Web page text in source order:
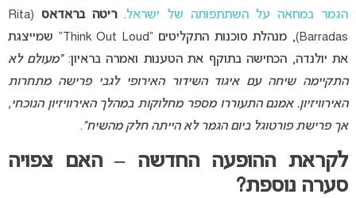
הגמר במחאה על השתתפותה של ישראל.ריטה בראדאס
(Rita
Barradas), מנהלת סוכנות התקליטים “Think Out Loud” שמייצגת
את יולנדה, הכחישה בתוקף את הטענות ואמרה בראיון:“מעולם לא
התקיימה שיחה עם איגוד השידור האירופי לגבי פרישה מתחרות
האירוויזיון. אמנם התעוררו מספר מחלוקות במהלך האירוויזיון הנוכחי,
אך פרישת פורטוגל ביום הגמר לא הייתה חלק מהשיח”.
לקראת ההופעה החדשה – האם צפויה
סערה נוספת?